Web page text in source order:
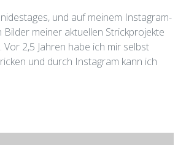
und auf meinem Instagram-
meiner aktuellen Strickprojekte
2,5 Jahren habe ich mir selbst
und durch Instagram kann ich